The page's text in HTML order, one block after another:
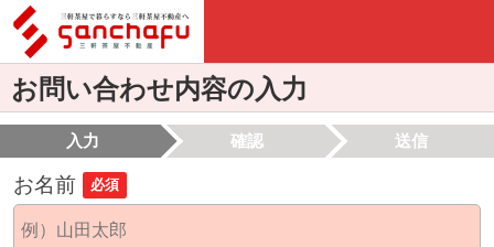
お問い合わせ内容の入力
入力 確認 送信
お名前 必須